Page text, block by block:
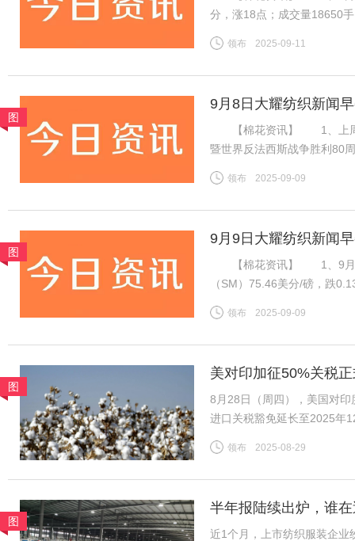
分，涨18点；成交量18650
增，对金融市场有非常重要
领布 2025-09-11
图
9月8日大耀纺织新闻
【棉花资讯】 1、上周国
暨世界反法西斯战争胜利80
不足，因此周内郑棉维持震
领布 2025-09-09
图
9月9日大耀纺织新闻
【棉花资讯】 1、9月8
（SM）75.46美分/磅，跌
磅，跌0.13美分/磅，折一般
领布 2025-09-09
图
美对印加征50%关税
底
8月28日（周四），美国对
进口关税豁免延长至2025
今年最后三个月。 这一
领布 2025-08-29
图
半年报陆续出炉，谁
近1个月，上市纺织服装企业